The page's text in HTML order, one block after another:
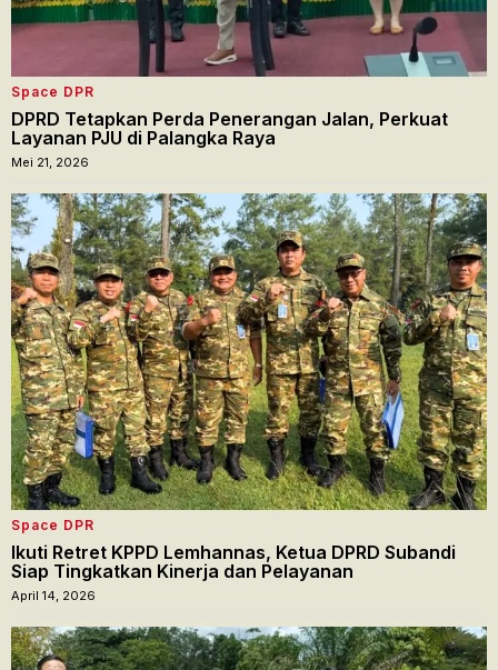
Space DPR
DPRD Tetapkan Perda Penerangan Jalan, Perkuat
Layanan PJU di Palangka Raya
Mei 21, 2026
Space DPR
Ikuti Retret KPPD Lemhannas, Ketua DPRD Subandi
Siap Tingkatkan Kinerja dan Pelayanan
April 14, 2026